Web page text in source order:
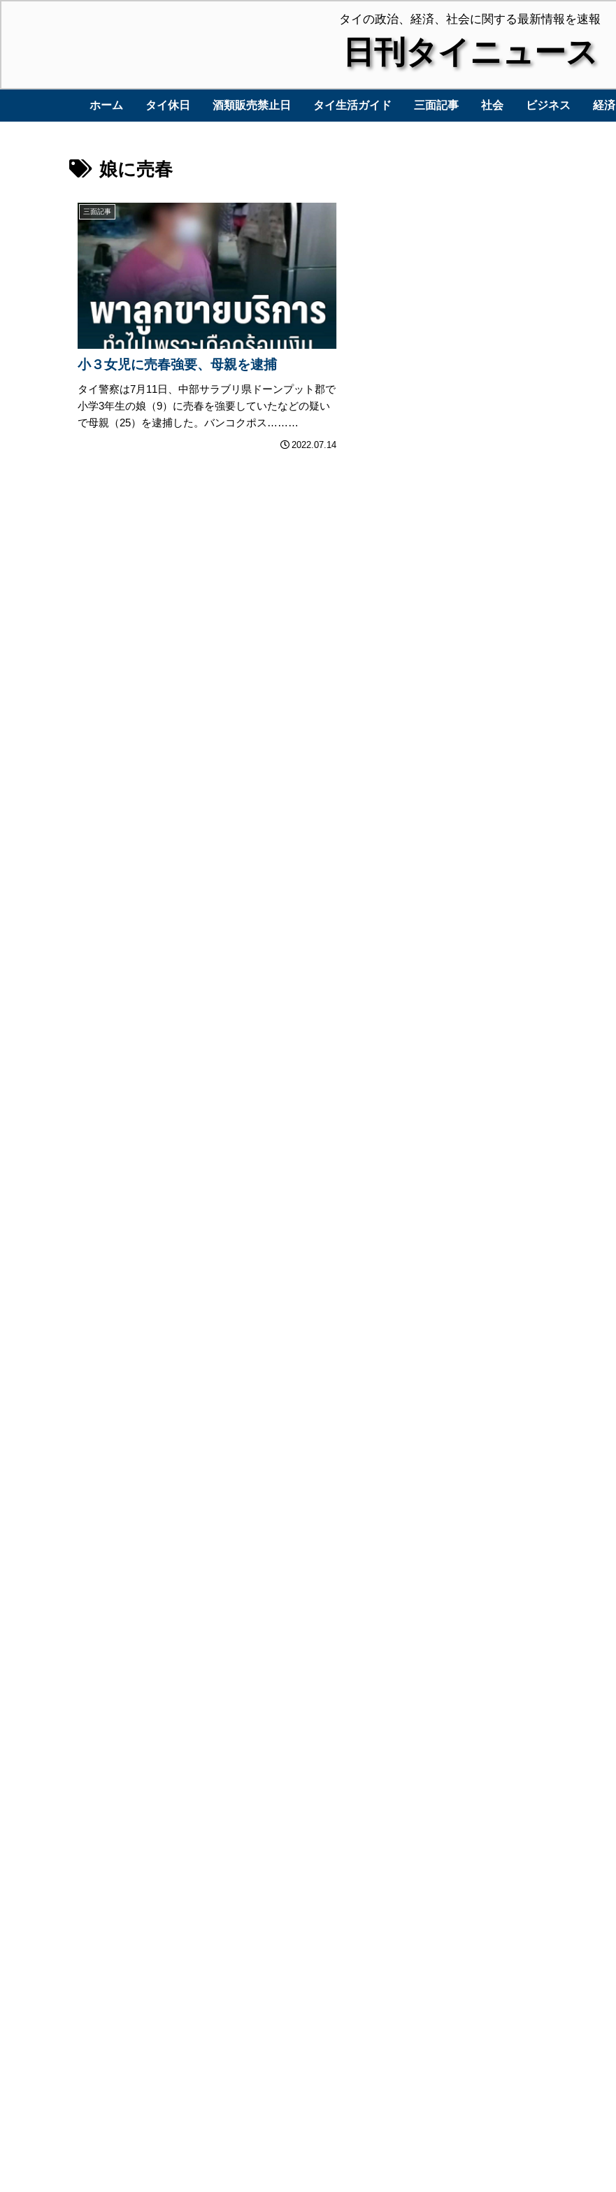
タイの政治、経済、社会に関する最新情報を速報
日刊タイニュース
ホーム タイ休日 酒類販売禁止日 タイ生活ガイド 三面記事 社会 ビジネス 経済
娘に売春
三面記事
小３女児に売春強要、母親を逮捕
タイ警察は7月11日、中部サラブリ県ドーンプット郡で
小学3年生の娘（9）に売春を強要していたなどの疑い
で母親（25）を逮捕した。バンコクポス………
2022.07.14